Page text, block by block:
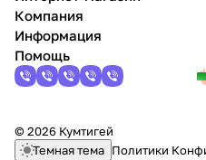
Компания
Информация
Помощь
© 2026 Кумтигей
Темная тема Политики